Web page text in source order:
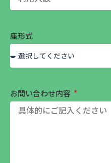
座形式
お問い合わせ内容